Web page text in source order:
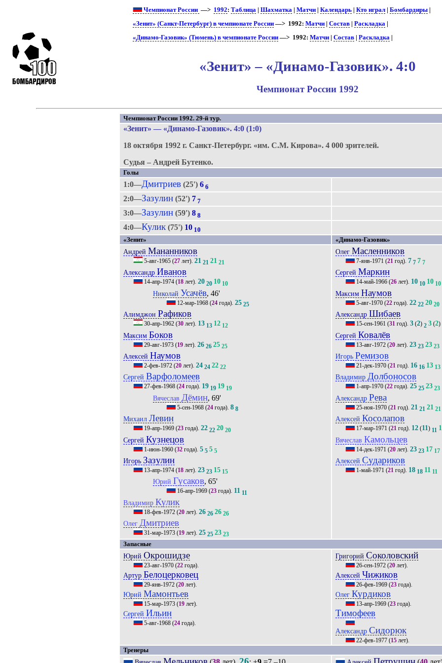
Чемпионат России —> 1992:Таблица |Шахматка |Матчи |Календарь |Кто играл |Бомбардиры
«Зенит» (Санкт-Петербург) в чемпионате России —> 1992:Матчи |Состав |Раскладка |
«Динамо-Газовик» (Тюмень) в чемпионате России —> 1992:Матчи |Состав |Раскладка |
«Зенит» – «Динамо-Газовик». 4:0
Чемпионат России 1992
Чемпионат России 1992. 29-й тур.
«Зенит» — «Динамо-Газовик». 4:0 (1:0)
18 октября 1992 г.Санкт-Петербург. «им. С.М. Кирова».4 000 зрителей.
Судья – Андрей Бутенко.
Голы
1:0—Дмитриев (25')6 6
2:0—Зазулин (52') 7 7
3:0—Зазулин (59')8 8
4:0—Кулик (75') 10 10
«Зенит»
«Динамо-Газовик»
Андрей Мананников
5-авг-1965 (27 лет).21 21 21 21
АлександрИванов
14-апр-1974 (18 лет).20 20 10 10
Николай Усачёв, 46'
12-мар-1968(24года). 25 25
Алимджон Рафиков
30-апр-1962 (30 лет). 13 13 12 12
Максим Боков
29-авг-1973 (19 лет).26 26 25 25
Алексей Наумов
2-фев-1972 (20 лет).24 24 22 22
СергейВарфоломеев
27-фев-1968 (24 года). 19 19 19 19
Вячеслав Дёмин, 69'
5-сен-1968(24года). 8 8
МихаилЛевин
19-апр-1969 (23 года).22 22 20 20
Сергей Кузнецов
1-июн-1960 (32 года).5 5 5 5
Игорь Зазулин
13-апр-1974 (18 лет).23 23 15 15
ЮрийГусаков, 65'
16-апр-1969(23года). 11 11
Владимир Кулик
18-фев-1972 (20 лет).26 26 26 26
Олег Дмитриев
31-мар-1973 (19 лет).25 25 23 23
Олег Масленников
7-янв-1971 (21 год).7 7 7 7
СергейМаркин
14-май-1966 (26 лет). 10 10 10 10
Максим Наумов
5-авг-1970 (22 года).22 22 20 20
Александр Шибаев
15-сен-1961 (31 год).3 (2) 2 3 (2)
Сергей Ковалёв
13-авг-1972 (20 лет).23 23 23 23
Игорь Ремизов
21-дек-1970 (21 год). 16 16 13 13
ВладимирДолбоносов
1-апр-1970 (22 года).25 25 23 23
Александр Рева
25-ноя-1970 (21 год).21 21 21 21
Алексей Косолапов
17-мар-1971 (21 год). 12 (11) 11
Вячеслав Камольцев
14-дек-1971 (20 лет).23 23 17 17
АлексейСудариков
1-май-1971 (21 год). 18 18 11 11
Запасные
ЮрийОкрошидзе
23-авг-1970 (22 года).
Артур Белоцерковец
29-янв-1972 (20 лет).
Юрий Мамонтьев
15-мар-1973 (19 лет).
Сергей Ильин
5-авг-1968 (24 года).
ГригорийСоколовский
26-сен-1972 (20 лет).
Алексей Чижиков
26-фев-1969 (23 года).
Олег Курдиков
13-апр-1969 (23 года).
Тимофеев
АлександрСидорюк
22-фев-1977 (15 лет).
Тренеры